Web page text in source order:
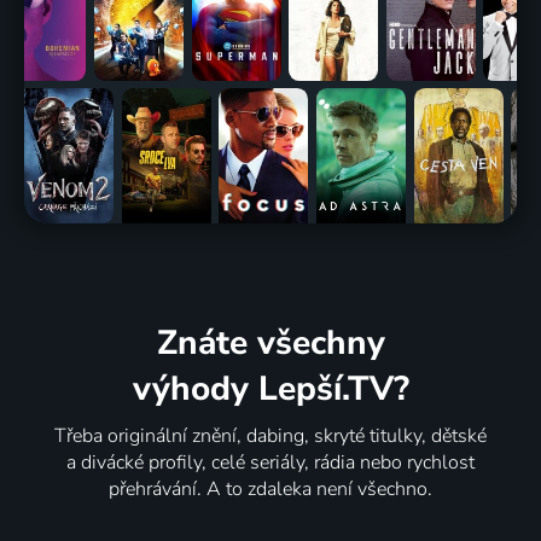
Znáte všechny
výhody Lepší.TV?
Třeba originální znění, dabing, skryté titulky, dětské
a divácké profily, celé seriály, rádia nebo rychlost
přehrávání. A to zdaleka není všechno.